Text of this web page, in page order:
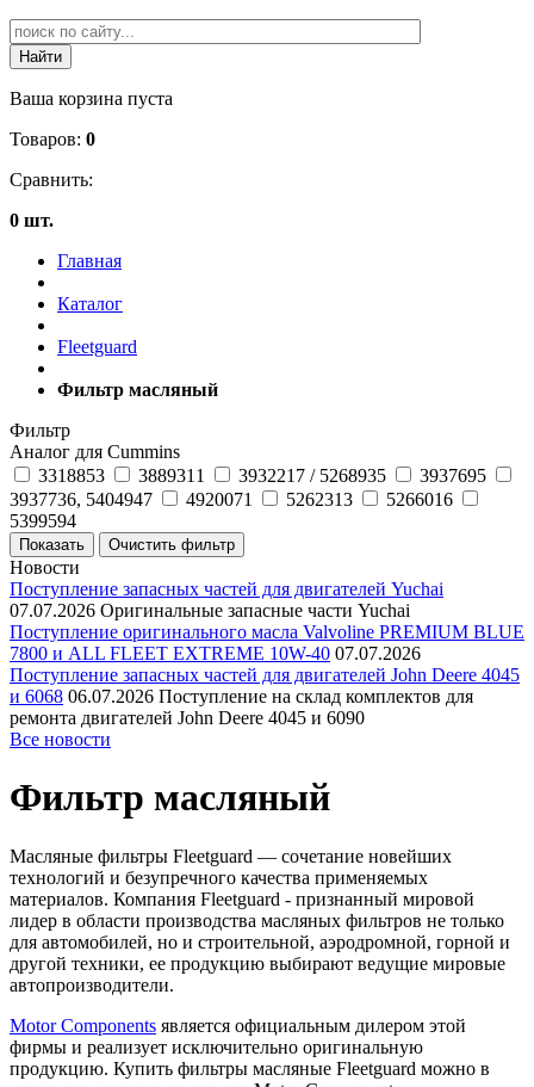
Ваша корзина пуста
Товаров: 0
Сравнить:
0 шт.
Главная
Каталог
Fleetguard
Фильтр масляный
Фильтр
Аналог для Cummins
3318853
3889311 3932217 / 5268935
3937695
3937736, 5404947
4920071 5262313
5266016
5399594
Новости
Поступление запасных частей для двигателей Yuchai
07.07.2026 Оригинальные запасные части Yuchai
Поступление оригинального масла Valvoline PREMIUM BLUE
7800 и ALL FLEET EXTREME 10W-40 07.07.2026
Поступление запасных частей для двигателей John Deere 4045
и 6068 06.07.2026 Поступление на склад комплектов для
ремонта двигателей John Deere 4045 и 6090
Все новости
Фильтр масляный
Масляные фильтры Fleetguard — сочетание новейших
технологий и безупречного качества применяемых
материалов. Компания Fleetguard - признанный мировой
лидер в области производства масляных фильтров не только
для автомобилей, но и строительной, аэродромной, горной и
другой техники, ее продукцию выбирают ведущие мировые
автопроизводители.
Motor Components является официальным дилером этой
фирмы и реализует исключительно оригинальную
продукцию. Купить фильтры масляные Fleetguard можно в